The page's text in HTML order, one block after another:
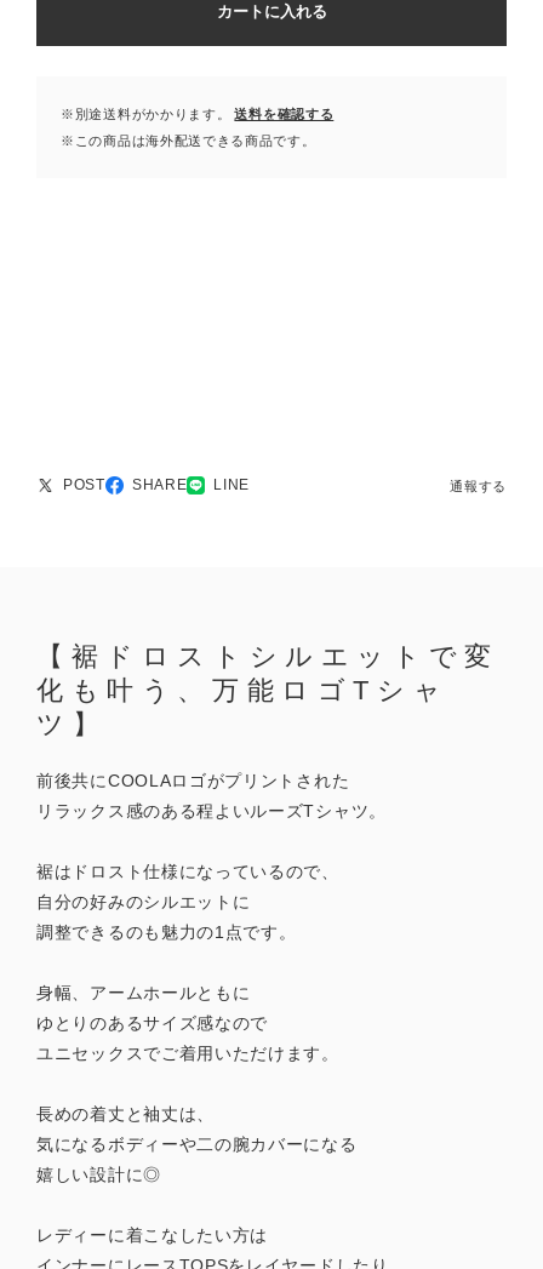
カートに入れる
※別途送料がかかります。
送料を確認する
※この商品は海外配送できる商品です。
POST SHARE LINE 通報する
【裾ドロストシルエットで変
化も叶う、万能ロゴTシャ
ツ】
前後共にCOOLAロゴがプリントされた
リラックス感のある程よいルーズTシャツ。
裾はドロスト仕様になっているので、
自分の好みのシルエットに
調整できるのも魅力の1点です。
身幅、アームホールともに
ゆとりのあるサイズ感なので
ユニセックスでご着用いただけます。
長めの着丈と袖丈は、
気になるボディーや二の腕カバーになる
嬉しい設計に◎
レディーに着こなしたい方は